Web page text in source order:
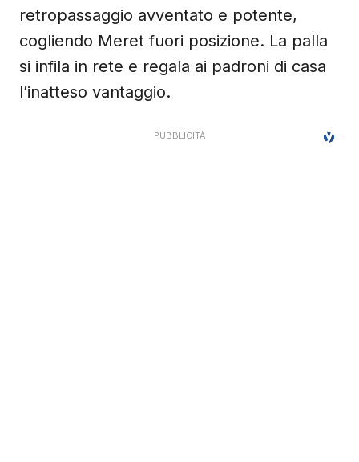
retropassaggio avventato e potente,
cogliendo Meret fuori posizione. La palla
si infila in rete e regala ai padroni di casa
l’inatteso vantaggio.